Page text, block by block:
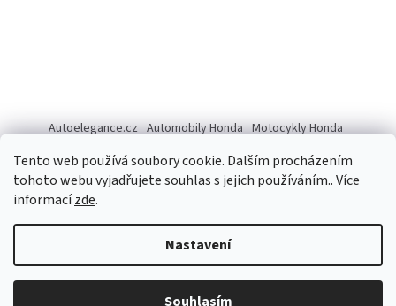
Tento web používá soubory cookie. Dalším procházením
tohoto webu vyjadřujete souhlas s jejich používáním.. Více
informacízde.
Nastavení
Souhlasím
Autoelegance.cz Automobily Honda Motocykly Honda
Copyright 2026Autoelegance Brno s.r.o.. Všechna práva